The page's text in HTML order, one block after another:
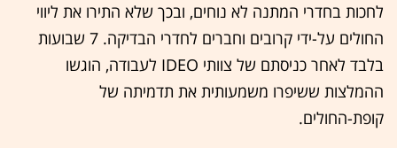
לחכות בחדרי המתנה לא נוחים, ובכך שלא התירו את ליווי
החולים על-ידי קרובים וחברים לחדרי הבדיקה. 7 שבועות
בלבד לאחר כניסתם של צוותי IDEO לעבודה, הוגשו
ההמלצות ששיפרו משמעותית את תדמיתה של
קופת-החולים.